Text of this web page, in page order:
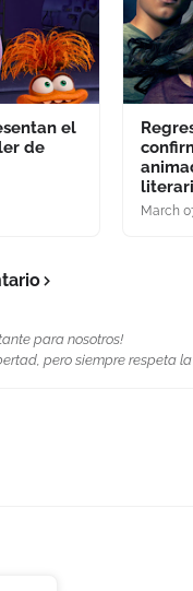
el
de
March
para nosotros!
pero siempre respeta